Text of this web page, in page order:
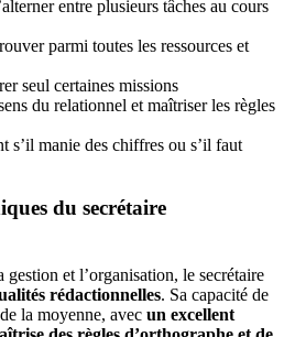
entre plusieurs tâches au cours
parmi toutes les ressources et
seul certaines missions
du relationnel et maîtriser les règles
s’il manie des chiffres ou s’il faut
du secrétaire
gestion et l’organisation, le secrétaire
rédactionnelles. Sa capacité de
la moyenne, avec un excellent